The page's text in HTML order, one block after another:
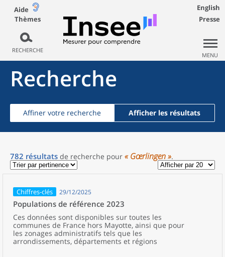
Aide
Thèmes
RECHERCHE
English
Presse
MENU
Recherche
Affiner votre recherche Afficher les résultats
782 résultats de recherche pour « Gœrlingen ».
Chiffres-clés 29/12/2025
Populations de référence 2023
Ces données sont disponibles sur toutes les
communes de France hors Mayotte, ainsi que pour
les zonages administratifs tels que les
arrondissements, départements et régions